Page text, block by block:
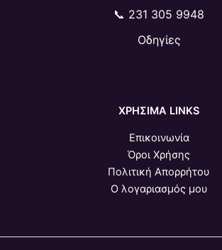
📞 231 305 9948
Οδηγίες
ΧΡΗΣΙΜΑ LINKS
Επικοινωνία
Όροι Χρήσης
Πολιτική Απορρήτου
Ο λογαριασμός μου